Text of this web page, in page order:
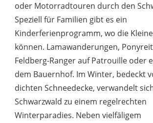
oder Motorradtouren durch den
Speziell für Familien gibt es ein
Kinderferienprogramm, wo die
können. Lamawanderungen,
Feldberg-Ranger auf Patrouille oder
dem Bauernhof. Im Winter, bedeckt
dichten Schneedecke, verwandelt
Schwarzwald zu einem regelrechten
Winterparadies. Neben vielfäligem